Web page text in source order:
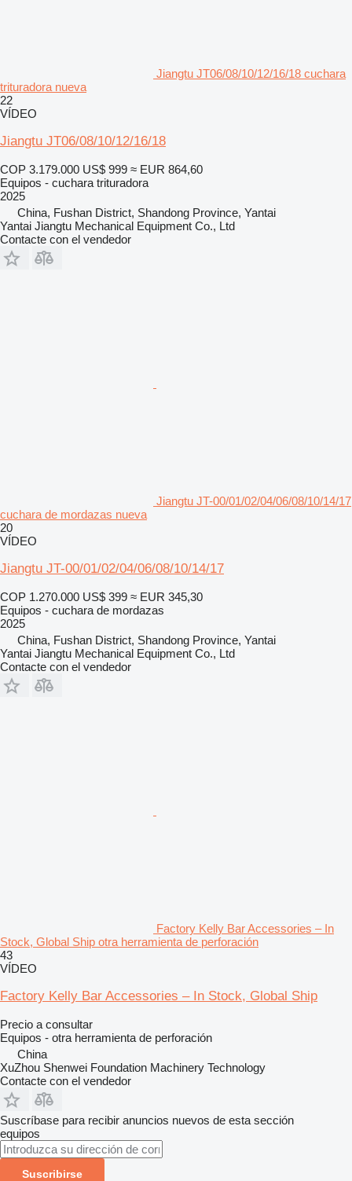
Jiangtu JT06/08/10/12/16/18 cuchara
trituradora nueva
22
VÍDEO
Jiangtu JT06/08/10/12/16/18
COP 3.179.000 US$ 999 ≈ EUR 864,60
Equipos - cuchara trituradora
2025
China, Fushan District, Shandong Province, Yantai
Yantai Jiangtu Mechanical Equipment Co., Ltd
Contacte con el vendedor
Jiangtu JT-00/01/02/04/06/08/10/14/17
cuchara de mordazas nueva
20
VÍDEO
Jiangtu JT-00/01/02/04/06/08/10/14/17
COP 1.270.000 US$ 399 ≈ EUR 345,30
Equipos - cuchara de mordazas
2025
China, Fushan District, Shandong Province, Yantai
Yantai Jiangtu Mechanical Equipment Co., Ltd
Contacte con el vendedor
Factory Kelly Bar Accessories – In
Stock, Global Ship otra herramienta de perforación
43
VÍDEO
Factory Kelly Bar Accessories – In Stock, Global Ship
Precio a consultar
Equipos - otra herramienta de perforación
China
XuZhou Shenwei Foundation Machinery Technology
Contacte con el vendedor
Suscríbase para recibir anuncios nuevos de esta sección
equipos
Suscribirse